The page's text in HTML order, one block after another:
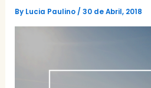
By Lucia Paulino / 30 de Abril, 2018